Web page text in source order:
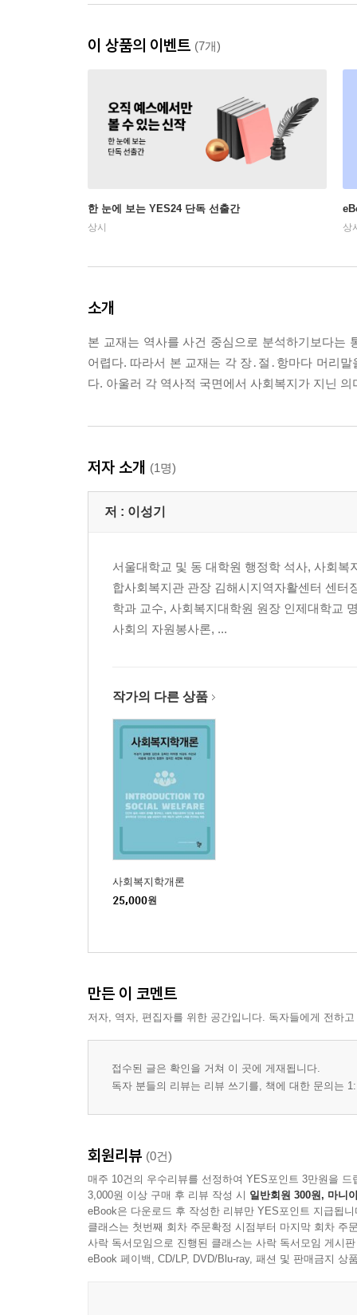
이 상품의 이벤트 (7개)
한 눈에 보는 YES24 단독 선출간
상시 상
소개
본 교재는 역사를 사건 중심으로 분석하기보다는
어렵다. 따라서 본 교재는 각 장․절․항마다 머리
다. 아울러 각 역사적 국면에서 사회복지가 지닌
저자 소개 (1명)
저 : 이성기
서울대학교 및 동 대학원 행정학 석사, 사회
합사회복지관 관장 김해시지역자활센터 센
학과 교수, 사회복지대학원 원장 인제대학교
사회의 자원봉사론, ...
작가의 다른 상품
사회복지학개론
25,000원
만든 이 코멘트
저자, 역자, 편집자를 위한 공간입니다. 독자들에게 전하
접수된 글은 확인을 거쳐 이 곳에 게재됩니다.
독자 분들의 리뷰는 리뷰 쓰기를, 책에 대한 문의는
회원리뷰 (0건)
매주 10건의 우수리뷰를 선정하여 YES포인트 3만원을 드
3,000원 이상 구매 후 리뷰 작성 시 일반회원 300원, 마니
eBook은 다운로드 후 작성한 리뷰만 YES포인트 지급됩니
클래스는 첫번째 회차 주문확정 시점부터 마지막 회차 주
사락 독서모임으로 진행된 클래스는 사락 독서모임 게시
eBook 페이백, CD/LP, DVD/Blu-ray, 패션 및 판매금지 상